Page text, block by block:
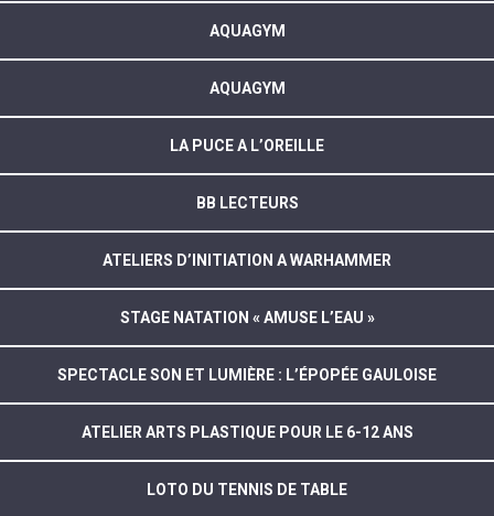
AQUAGYM
AQUAGYM
LA PUCE A L’OREILLE
BB LECTEURS
ATELIERS D’INITIATION A WARHAMMER
STAGE NATATION « AMUSE L’EAU »
SPECTACLE SON ET LUMIÈRE : L’ÉPOPÉE GAULOISE
ATELIER ARTS PLASTIQUE POUR LE 6-12 ANS
LOTO DU TENNIS DE TABLE